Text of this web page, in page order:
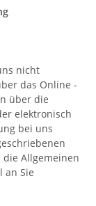
nicht
das Online -
über die
elektronisch
bei uns
Allgemeinen
an Sie